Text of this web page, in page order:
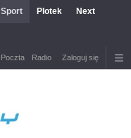
Sport Plotek Next
Poczta Radio Zaloguj się